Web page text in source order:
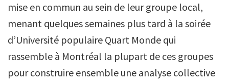
mise en commun au sein de leur groupe local,
menant quelques semaines plus tard à la soirée
d’Université populaire Quart Monde qui
rassemble à Montréal la plupart de ces groupes
pour construire ensemble une analyse collective